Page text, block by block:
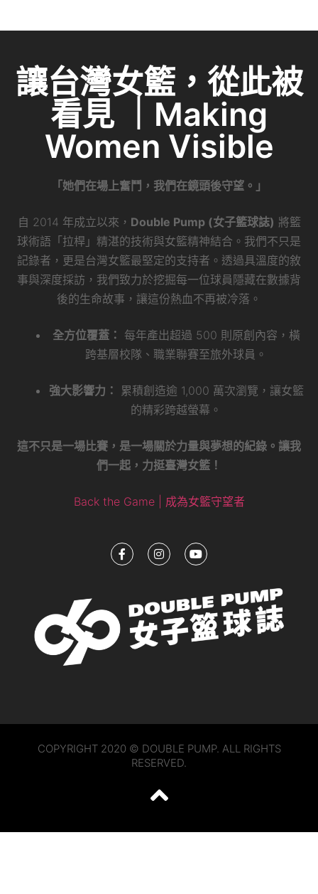
b
o
o
k
at
dI
n
讓台灣女籃，從此被
看見 ｜Making
Women Visible
「她們在場上奮鬥，我們在鏡頭後守望。」
自 2014 年成立以來， Double Pump (女子籃球誌) 將籃
球術語「拉桿」精湛的技術與女籃精神結合。我們不只是
記錄者，更是台灣女籃最堅定的支持者。透過具溫度的敘
事與深度採訪，我們致力於挖掘每一位球員隱藏在數據背
後的生命故事，讓這份熱血不再被冷落。
全方位覆蓋： 每年產出超過 500 則原創內容，橫
跨基層校隊、職業聯賽至旅外球員。
強大影響力：
累積創造逾 1,000 萬次瀏覽，讓女籃
的精彩跨越螢幕。
這不只是一場比賽，是一場關於力量與夢想的紀錄。讓我
們一起，力挺臺灣女籃！
Back the Game | 成為女籃守望者
COPYRIGHT 2020 © DOUBLE PUMP. ALL RIGHTS
RESERVED.